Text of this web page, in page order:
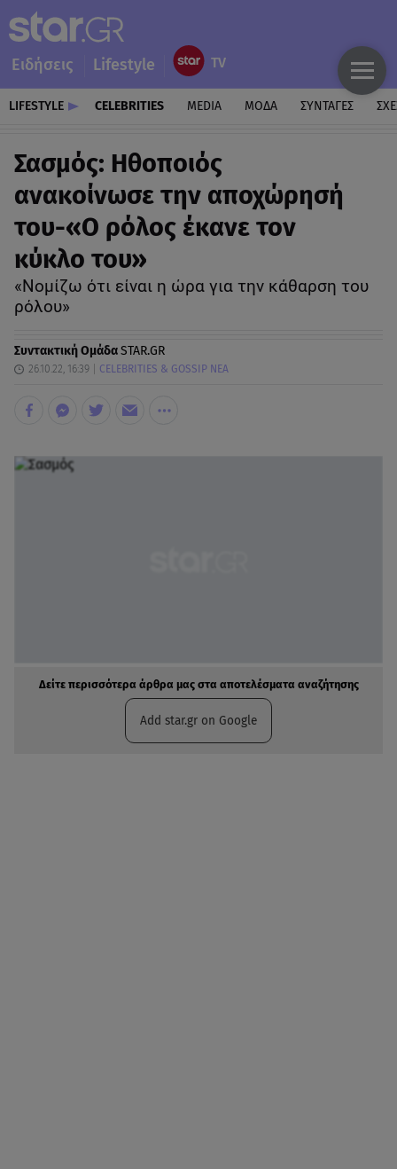
Ειδήσεις Lifestyle
LIFESTYLE CELEBRITIES MEDIA ΜΟΔΑ ΣΥΝΤΑΓΕΣ
Σασμός: Ηθοποιός
ανακοίνωσε την αποχώρησή
του-«Ο ρόλος έκανε τον
κύκλο του»
«Νομίζω ότι είναι η ώρα για την κάθαρση του
ρόλου»
Συντακτική ΟμάδαSTAR.GR
26.10.22, 16:39 CELEBRITIES & GOSSIP ΝΕΑ
Δείτε περισσότερα άρθρα μας στα αποτελέσματα αναζήτησης
Add star.gr on Google